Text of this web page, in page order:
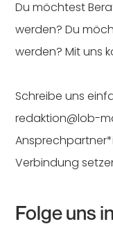
Du möchtest
werden? Du
werden? Mit uns
Schreibe uns
redaktion@lob-
Verbindung
Folge uns